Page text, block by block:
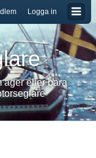
Logga in
äger eller bara